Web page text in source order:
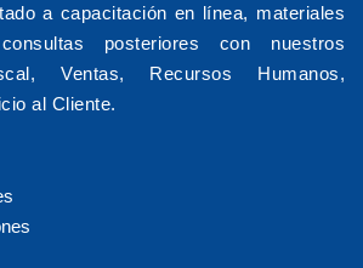
a capacitación en línea, materiales
posteriores con nuestros
Ventas, Recursos Humanos,
al Cliente.